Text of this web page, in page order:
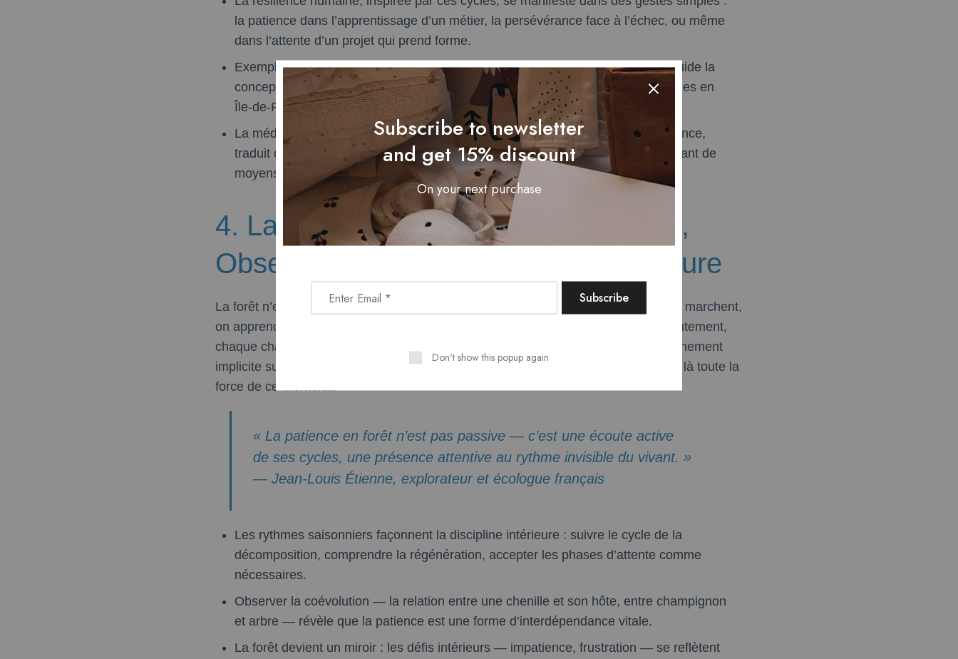
la patience dans l’apprentissage d’un métier, la persévérance face à l’échec, ou même
dans l’attente d’un projet qui prend forme.
Exemple concret : la permaculture forestière, où la patience de l’observation guide la
conception — une méthode de plus en plus adoptée dans les projets écologiques en
Île-de-France ou en Alsace.
La méditation forestière, ou *shinrin-yoku*, pratique japonaise populaire en France,
traduit cette patience en bien-être : s’asseoir, respirer, écouter le silence — autant de
moyens de cultiver une attention profonde.
4. La Forêt comme Mentor : Patience,
Observation et Transformation Intérieure
La forêt n’est pas seulement un lieu d’observation, c’est un maître silencieux. En y marchent,
on apprend que la patience s’apprend aussi par l’exemple. Les saisons défilent lentement,
chaque changement — l’éclosion printanière, la chute automnale — est un enseignement
implicite sur le temps et l’acceptation. La nature ne juge pas, elle persiste. Et c’est là toute la
force de ce mentorat.
« La patience en forêt n’est pas passive — c’est une écoute active
de ses cycles, une présence attentive au rythme invisible du vivant. »
— Jean-Louis Étienne, explorateur et écologue français
Les rythmes saisonniers façonnent la discipline intérieure : suivre le cycle de la
décomposition, comprendre la régénération, accepter les phases d’attente comme
nécessaires.
Observer la coévolution — la relation entre une chenille et son hôte, entre champignon
et arbre — révèle que la patience est une forme d’interdépendance vitale.
La forêt devient un miroir : les défis intérieurs — impatience, frustration — se reflètent
Subscribe to newsletter
and get 15% discount
On your next purchase
Don't show this popup again